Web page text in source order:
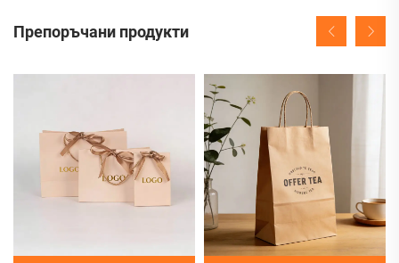
Препоръчани продукти